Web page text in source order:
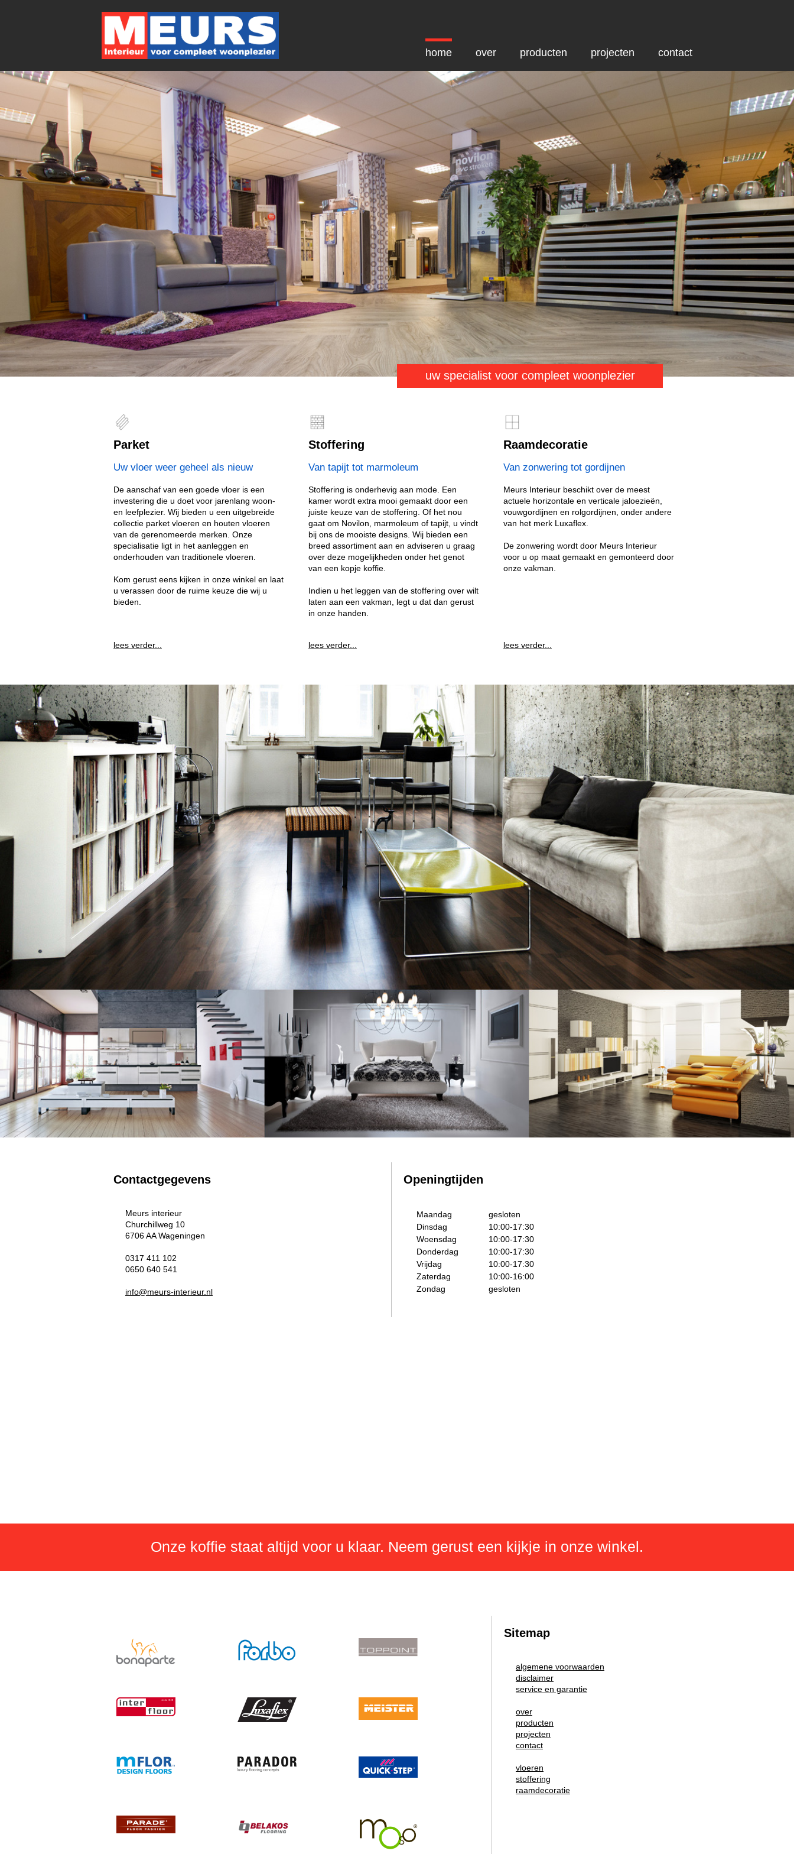
contact
projecten
producten
over
home
uw specialist voor compleet woonplezier
Parket
Uw vloer weer geheel als nieuw
De aanschaf van een goede vloer is een
investering die u doet voor jarenlang woon-
en leefplezier. Wij bieden u een uitgebreide
collectie parket vloeren en houten vloeren
van de gerenomeerde merken. Onze
specialisatie ligt in het aanleggen en
onderhouden van traditionele vloeren.
Kom gerust eens kijken in onze winkel en laat
u verassen door de ruime keuze die wij u
bieden.
Stoffering
Van tapijt tot marmoleum
Stoffering is onderhevig aan mode. Een
kamer wordt extra mooi gemaakt door een
juiste keuze van de stoffering. Of het nou
gaat om Novilon, marmoleum of tapijt, u vindt
bij ons de mooiste designs. Wij bieden een
breed assortiment aan en adviseren u graag
over deze mogelijkheden onder het genot
van een kopje koffie.
Indien u het leggen van de stoffering over wilt
laten aan een vakman, legt u dat dan gerust
in onze handen.
Raamdecoratie
Van zonwering tot gordijnen
Meurs Interieur beschikt over de meest
actuele horizontale en verticale jaloezieën,
vouwgordijnen en rolgordijnen, onder andere
van het merk Luxaflex.
De zonwering wordt door Meurs Interieur
voor u op maat gemaakt en gemonteerd door
onze vakman.
lees verder... lees verder... lees verder...
Contactgegevens
Meurs interieur
Churchillweg 10
6706 AA Wageningen
0317 411 102
0650 640 541
info@meurs-interieur.nl
Openingtijden
Maandag
gesloten
Dinsdag
10:00-17:30
Woensdag
10:00-17:30
Donderdag
10:00-17:30
Vrijdag
10:00-17:30
Zaterdag
10:00-16:00
Zondag
gesloten
Onze koffie staat altijd voor u klaar. Neem gerust een kijkje in onze winkel.
Sitemap
algemene voorwaarden
disclaimer
service en garantie
over
producten
projecten
contact
vloeren
stoffering
raamdecoratie